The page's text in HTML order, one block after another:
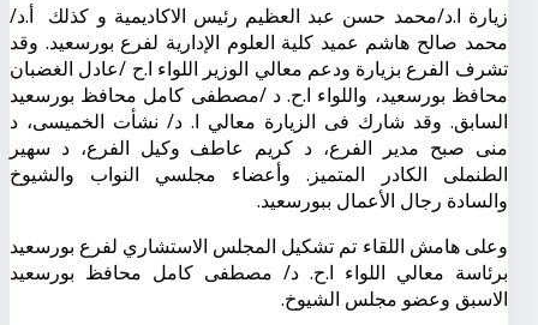
زيارة ا.د/محمد حسن عبد العظيم رئيس الاكاديمية و كذلك أ.د/
محمد صالح هاشم عميد كلية العلوم الإدارية لفرع بورسعيد. وقد
تشرف الفرع بزيارة ودعم معالي الوزير اللواء ا.ح /عادل الغضبان
محافظ بورسعيد، واللواء ا.ح. د /مصطفى كامل محافظ بورسعيد
السابق. وقد شارك فى الزيارة معالي ا. د/ نشأت الخميسى، د
منى صبح مدير الفرع، د كريم عاطف وكيل الفرع، د سهير
الطنملى الكادر المتميز. وأعضاء مجلسي النواب والشيوخ
والسادة رجال الأعمال ببورسعيد.
وعلى هامش اللقاء تم تشكيل المجلس الاستشاري لفرع بورسعيد
برئاسة معالي اللواء ا.ح. د/ مصطفى كامل محافظ بورسعيد
الاسبق وعضو مجلس الشيوخ.